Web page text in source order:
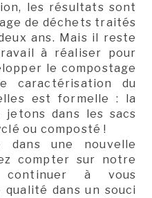
les résultats sont
de déchets traités
ans. Mais il reste
à réaliser pour
le compostage
caractérisation du
est formelle : la
dans les sacs
ou composté !
dans une nouvelle
compter sur notre
continuer à vous
dans un souci